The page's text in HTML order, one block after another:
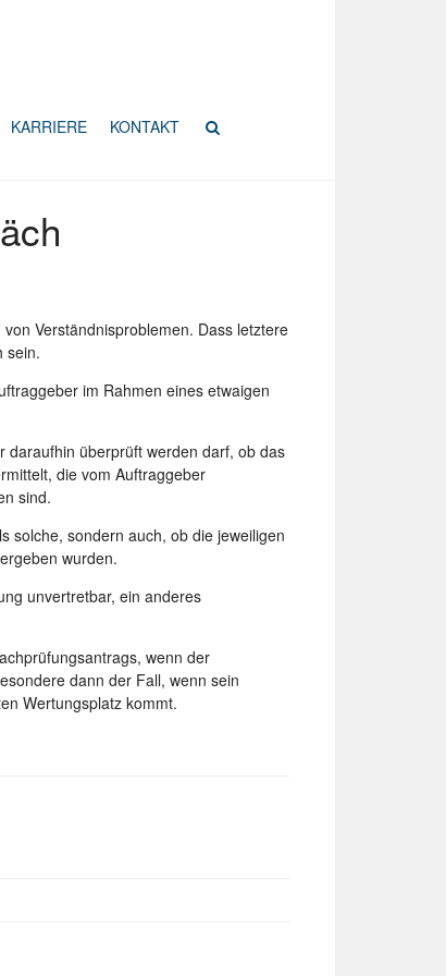
KARRIERE KONTAKT
Verständnisproblemen. Dass letztere
sein.
im Rahmen eines etwaigen
daraufhin überprüft werden darf, ob das
die vom Auftraggeber
sind.
solche, sondern auch, ob die jeweiligen
wurden.
unvertretbar, ein anderes
wenn der
dann der Fall, wenn sein
Wertungsplatz kommt.